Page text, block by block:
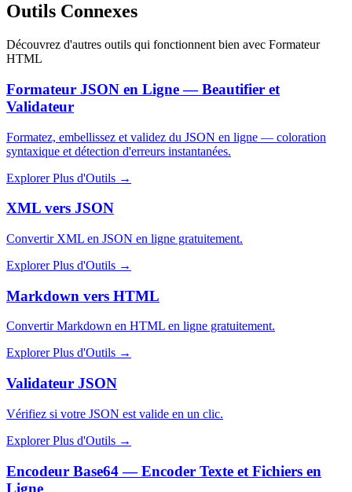
Outils Connexes
Découvrez d'autres outils qui fonctionnent bien avec Formateur
HTML
Formateur JSON en Ligne — Beautifier et
Validateur
Formatez, embellissez et validez du JSON en ligne — coloration
syntaxique et détection d'erreurs instantanées.
Explorer Plus d'Outils →
XML vers JSON
Convertir XML en JSON en ligne gratuitement.
Explorer Plus d'Outils →
Markdown vers HTML
Convertir Markdown en HTML en ligne gratuitement.
Explorer Plus d'Outils →
Validateur JSON
Vérifiez si votre JSON est valide en un clic.
Explorer Plus d'Outils →
Encodeur Base64 — Encoder Texte et Fichiers en
Ligne